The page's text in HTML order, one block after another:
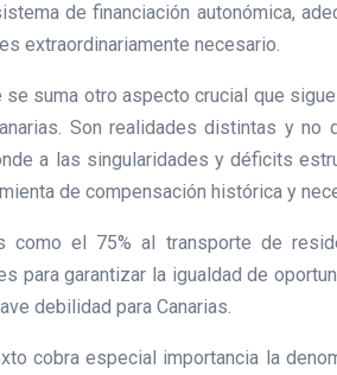
de financiación autonómica,
extraordinariamente necesario.
suma otro aspecto crucial que
Son realidades distintas y no
a las singularidades y déficits
de compensación histórica y
como el 75% al transporte de
para garantizar la igualdad de
debilidad para Canarias.
cobra especial importancia la